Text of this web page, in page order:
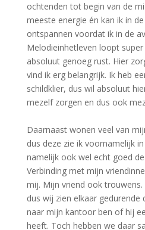
ochtenden tot begin van de
meeste energie én kan ik in
ontspannen voordat ik in de
Melodieinhetleven loopt
absoluut genoeg rust. Hier
vind ik erg belangrijk. Ik heb
schildklier, dus wil absoluut
mezelf zorgen en dus ook
Daarnaast wonen veel van
dus deze zie ik voornamelijk
namelijk ook wel echt goed
Verbinding met mijn
mij. Mijn vriend ook trouwens.
dus wij zien elkaar gedurende
naar mijn kantoor ben of hij
heeft. Toch hebben we daar